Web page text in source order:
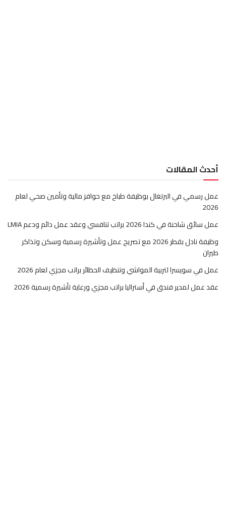
أحدث المقالات
عمل رسمي في البرتغال بوظيفة طباخ مع حوافز مالية وتأمين صحي لعام
2026
عمل سائق شاحنة في كندا 2026 براتب تنافسي وعقد عمل دائم ودعم LMIA
وظيفة نادل بقطر 2026 مع تصريح عمل وتأشيرة رسمية وسكن وتذاكر
طيران
عمل في سويسرا لتربية المواشي وتنظيف الحظائر براتب مجزي لعام 2026
عقد عمل لمدير فندق في أستراليا براتب مجزي ورعاية تأشيرة رسمية 2026